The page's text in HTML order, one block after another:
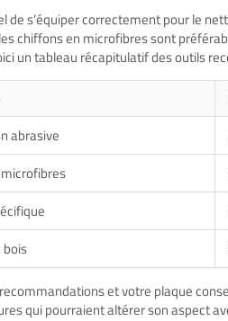
de s’équiper correctement pour le
chiffons en microfibres sont
un tableau récapitulatif des outils
abrasive
bois
et votre plaque
qui pourraient altérer son aspect